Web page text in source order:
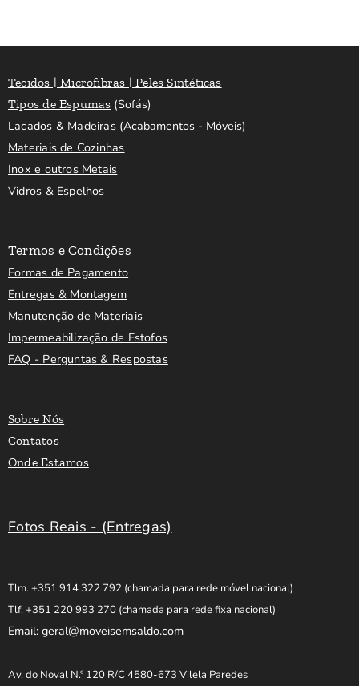
Tecidos | Microfibras | Peles Sintéticas
Tipos de Espumas (Sofás)
Lacados & Madeiras(Acabamentos - Móveis)
Materiais de Cozinhas
Inox e outros Metais
Vidros & Espelhos
Termos e Condições
Formas de Pagamento
Entregas & Montagem
Manutenção de Materiais
Impermeabilização de Estofos
FAQ - Perguntas & Respostas
Sobre Nós
Contatos
Onde Estamos
Fotos Reais - (Entregas)
Tlm. +351 914 322 792 (chamada para rede móvel nacional)
Tlf. +351 220 993 270 (chamada para rede fixa nacional)
Email: geral@moveisemsaldo.com
Av. do Noval N.º 120 R/C 4580-673 Vilela Paredes